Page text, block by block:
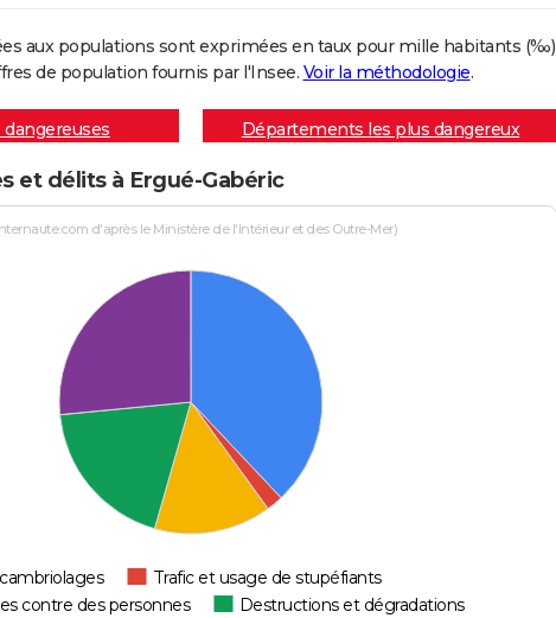
aux populations sont exprimées en taux pour mille habitants (‰)
de population fournis par l'Insee. Voir la méthodologie.
dangereuses Départements les plus dangereux
et délits à Ergué-Gabéric
d'après le Ministère de l'Intérieur et des Outre-Mer)
Trafic et usage de stupéfiants
contre des personnes
Destructions et dégradations